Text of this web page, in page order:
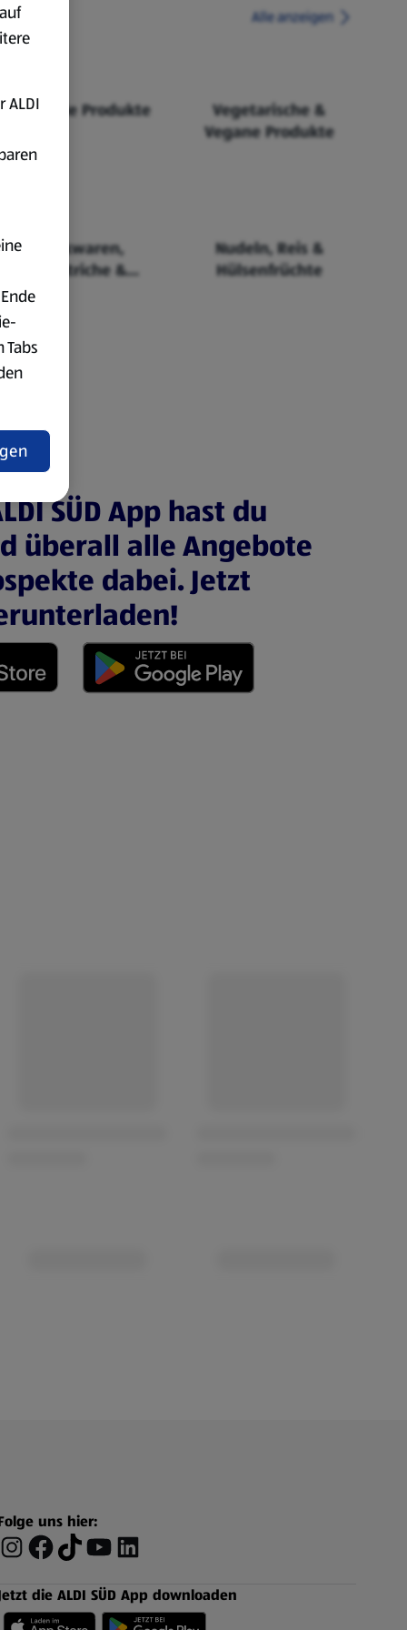
Alle anzeigen
Fairtrade Produkte
Vegetarische &
Vegane Produkte
Backwaren,
Aufstriche &
Nudeln, Reis &
Hülsenfrüchte
SÜD App hast du
überall alle Angebote
dabei. Jetzt
uns hier:
die ALDI SÜD App downloaden
ALDI